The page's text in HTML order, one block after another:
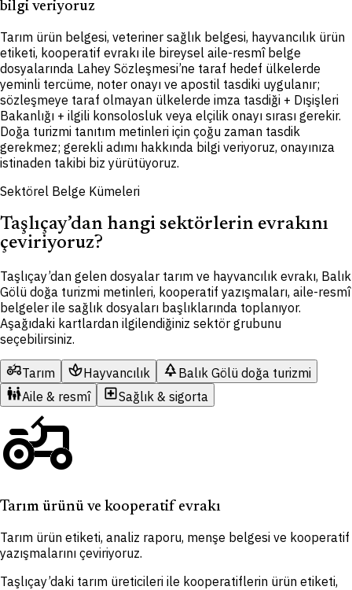
bilgi veriyoruz
Tarım ürün belgesi, veteriner sağlık belgesi, hayvancılık ürün
etiketi, kooperatif evrakı ile bireysel aile-resmî belge
dosyalarında Lahey Sözleşmesi’ne taraf hedef ülkelerde
yeminli tercüme, noter onayı ve apostil tasdiki uygulanır;
sözleşmeye taraf olmayan ülkelerde imza tasdiği + Dışişleri
Bakanlığı + ilgili konsolosluk veya elçilik onayı sırası gerekir.
Doğa turizmi tanıtım metinleri için çoğu zaman tasdik
gerekmez; gerekli adımı hakkında bilgi veriyoruz, onayınıza
istinaden takibi biz yürütüyoruz.
Sektörel Belge Kümeleri
Taşlıçay’dan hangi sektörlerin evrakını
çeviriyoruz?
Taşlıçay’dan gelen dosyalar tarım ve hayvancılık evrakı, Balık
Gölü doğa turizmi metinleri, kooperatif yazışmaları, aile-resmî
belgeler ile sağlık dosyaları başlıklarında toplanıyor.
Aşağıdaki kartlardan ilgilendiğiniz sektör grubunu
seçebilirsiniz.
agricultureTarım spaHayvancılık parkBalık Gölü doğa turizmi
family_restroomAile & resmî local_hospitalSağlık & sigorta
agriculture
Tarım ürünü ve kooperatif evrakı
Tarım ürün etiketi, analiz raporu, menşe belgesi ve kooperatif
yazışmalarını çeviriyoruz.
Taşlıçay’daki tarım üreticileri ile kooperatiflerin ürün etiketi,